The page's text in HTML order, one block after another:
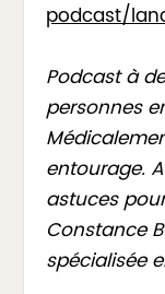
podcast/
Podcast à
personnes
entourage.
astuces
Constance
spécialisée